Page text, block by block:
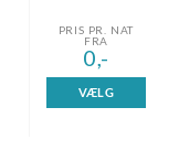
PRIS PR. NAT
FRA
0,-
VÆLG